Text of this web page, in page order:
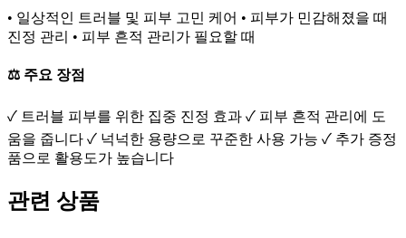
• 일상적인 트러블 및 피부 고민 케어 • 피부가 민감해졌을 때
진정 관리 • 피부 흔적 관리가 필요할 때
⚖️ 주요 장점
✓ 트러블 피부를 위한 집중 진정 효과 ✓ 피부 흔적 관리에 도
움을 줍니다 ✓ 넉넉한 용량으로 꾸준한 사용 가능 ✓ 추가 증정
품으로 활용도가 높습니다
관련 상품